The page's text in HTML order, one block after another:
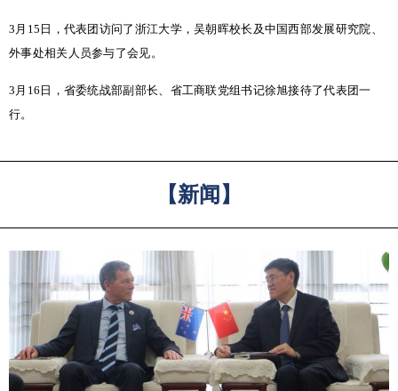
3月15日，代表团访问了浙江大学，吴朝晖校长及中国西部发展研究院、
外事处相关人员参与了会见。
3月16日，省委统战部副部长、省工商联党组书记徐旭接待了代表团一
行。
【新闻】